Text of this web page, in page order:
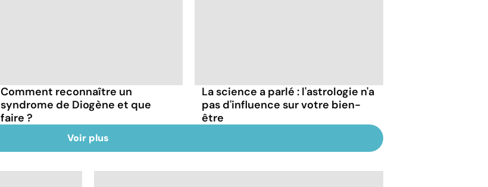
Comment reconnaître un
syndrome de Diogène et que
faire ?
La science a parlé : l'astrologie n'a
pas d'influence sur votre bien-
être
Voir plus